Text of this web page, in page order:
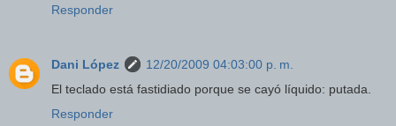
Responder
Dani López
12/20/2009 04:03:00 p. m.
El teclado está fastidiado porque se cayó líquido: putada.
Responder